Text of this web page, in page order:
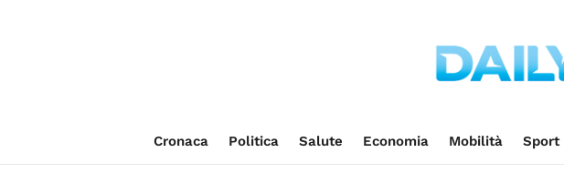
Cronaca Politica Salute Economia Mobilità Sport